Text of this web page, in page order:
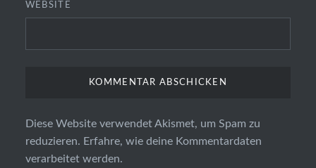
WEBSITE
Diese Website verwendet Akismet, um Spam zu
reduzieren. Erfahre, wie deine Kommentardaten
verarbeitet werden.